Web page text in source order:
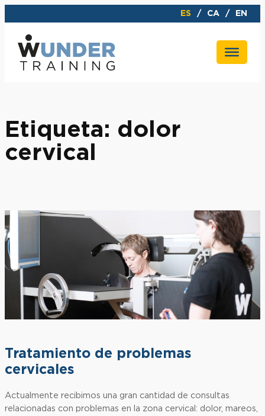
al
contenido
ES CA EN
Etiqueta: dolor
cervical
Tratamiento de problemas
cervicales
Actualmente recibimos una gran cantidad de consultas
relacionadas con problemas en la zona cervical: dolor, mareos,